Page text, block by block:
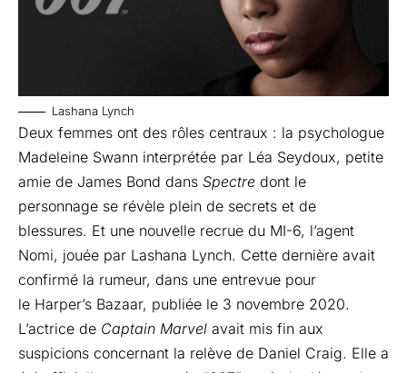
Lashana Lynch
Deux femmes ont des rôles centraux : la psychologue
Madeleine Swann interprétée par Léa Seydoux, petite
amie de James Bond dans Spectre dont le
personnage se révèle plein de secrets et de
blessures. Et une nouvelle recrue du MI-6, l’agent
Nomi, jouée par Lashana Lynch. Cette dernière avait
confirmé la rumeur, dans une entrevue pour
le Harper’s Bazaar, publiée le 3 novembre 2020.
L’actrice de Captain Marvel avait mis fin aux
suspicions concernant la relève de Daniel Craig. Elle a